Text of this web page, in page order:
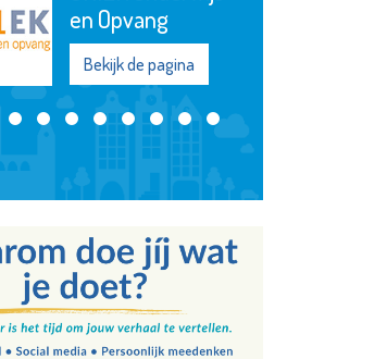
Maassluis
Bekijk de pagina